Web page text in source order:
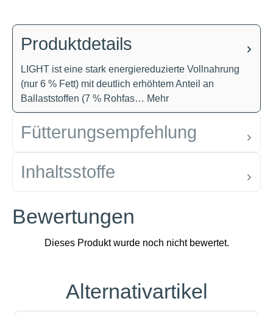
Produktdetails
LIGHT ist eine stark energiereduzierte Vollnahrung
(nur 6 % Fett) mit deutlich erhöhtem Anteil an
Ballaststoffen (7 % Rohfas… Mehr
Fütterungsempfehlung
Inhaltsstoffe
Bewertungen
Produktgalerie überspringen
Alternativartikel